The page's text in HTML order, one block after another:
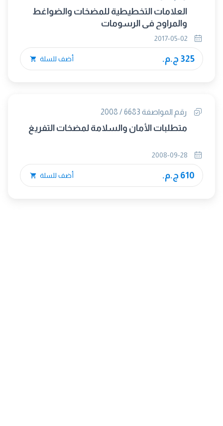
العلامات التخطيطية للمضخات والضواغط
والمراوح فى الرسومات
325 ج.م. أضف للسلة
رقم المواصفة 6683 / 2008
متطلبات الأمان والسلامة لمضخات التفريغ
610 ج.م. أضف للسلة